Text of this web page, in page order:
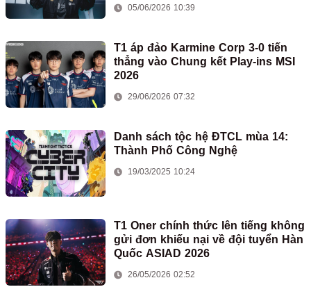
05/06/2026 10:39
T1 áp đảo Karmine Corp 3-0 tiến
thẳng vào Chung kết Play-ins MSI
2026
29/06/2026 07:32
Danh sách tộc hệ ĐTCL mùa 14:
Thành Phố Công Nghệ
19/03/2025 10:24
T1 Oner chính thức lên tiếng không
gửi đơn khiếu nại về đội tuyển Hàn
Quốc ASIAD 2026
26/05/2026 02:52